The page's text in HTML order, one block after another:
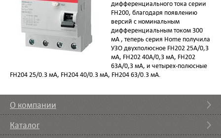
дифференциального тока серии
FH200, благодаря появлению
версий с номинальным
дифференциальным током 300
мА , теперь серия Home получила
УЗО двухполюсное FH202 25А/0,3
мА, FH202 40А/0,3 мА, FH202
63А/0,3 мА, и четырех-полюсные
FH204 25/0.3 мА, FH204 40/0.3 мА, FH204 63/0.3 мА.
О компании
Каталог